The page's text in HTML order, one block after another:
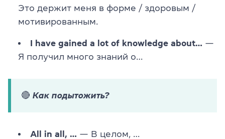
Это держит меня в форме / здоровым /
мотивированным.
I have gained a lot of knowledge about… —
Я получил много знаний о…
🔴 Как подытожить?
All in all, … — В целом, …